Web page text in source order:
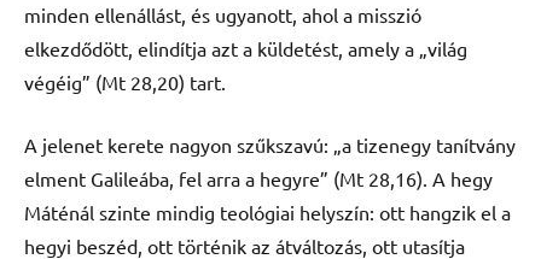
minden ellenállást, és ugyanott, ahol a misszió
elkezdődött, elindítja azt a küldetést, amely a „világ
végéig” (Mt 28,20) tart.
A jelenet kerete nagyon szűkszavú: „a tizenegy tanítvány
elment Galileába, fel arra a hegyre” (Mt 28,16). A hegy
Máténál szinte mindig teológiai helyszín: ott hangzik el a
hegyi beszéd, ott történik az átváltozás, ott utasítja